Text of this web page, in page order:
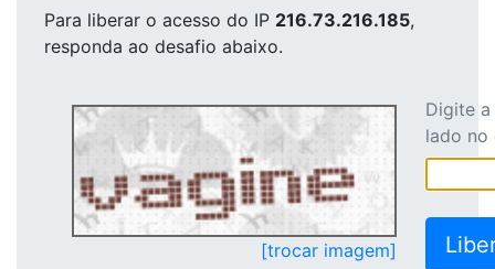
Para liberar o acesso do IP 216.73.216.185,
responda ao desafio abaixo.
[trocar imagem]
Digite
lado no